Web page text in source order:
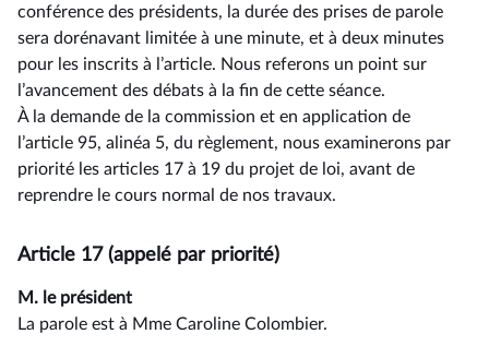
conférence des présidents, la durée des prises de parole
sera dorénavant limitée à une minute, et à deux minutes
pour les inscrits à l’article. Nous referons un point sur
l’avancement des débats à la fin de cette séance.
À la demande de la commission et en application de
l’article 95, alinéa 5, du règlement, nous examinerons par
priorité les articles 17 à 19 du projet de loi, avant de
reprendre le cours normal de nos travaux.
Article 17 (appelé par priorité)
M. le président
La parole est à Mme Caroline Colombier.